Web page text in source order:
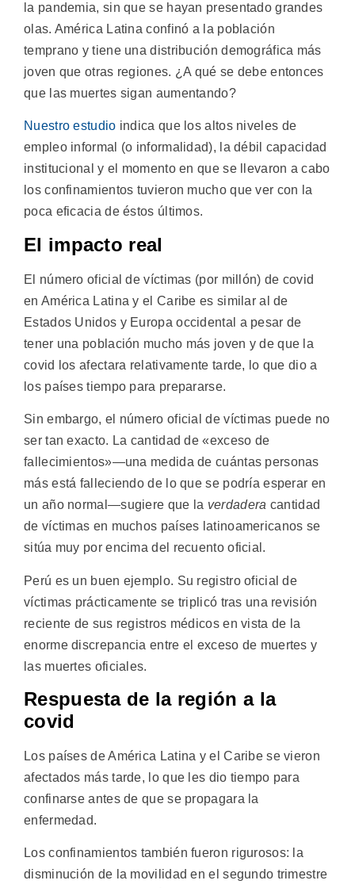
la pandemia, sin que se hayan presentado grandes
olas. América Latina confinó a la población
temprano y tiene una distribución demográfica más
joven que otras regiones. ¿A qué se debe entonces
que las muertes sigan aumentando?
Nuestro estudio indica que los altos niveles de
empleo informal (o informalidad), la débil capacidad
institucional y el momento en que se llevaron a cabo
los confinamientos tuvieron mucho que ver con la
poca eficacia de éstos últimos.
El impacto real
El número oficial de víctimas (por millón) de covid
en América Latina y el Caribe es similar al de
Estados Unidos y Europa occidental a pesar de
tener una población mucho más joven y de que la
covid los afectara relativamente tarde, lo que dio a
los países tiempo para prepararse.
Sin embargo, el número oficial de víctimas puede no
ser tan exacto. La cantidad de «exceso de
fallecimientos»—una medida de cuántas personas
más está falleciendo de lo que se podría esperar en
un año normal—sugiere que la verdadera cantidad
de víctimas en muchos países latinoamericanos se
sitúa muy por encima del recuento oficial.
Perú es un buen ejemplo. Su registro oficial de
víctimas prácticamente se triplicó tras una revisión
reciente de sus registros médicos en vista de la
enorme discrepancia entre el exceso de muertes y
las muertes oficiales.
Respuesta de la región a la
covid
Los países de América Latina y el Caribe se vieron
afectados más tarde, lo que les dio tiempo para
confinarse antes de que se propagara la
enfermedad.
Los confinamientos también fueron rigurosos: la
disminución de la movilidad en el segundo trimestre